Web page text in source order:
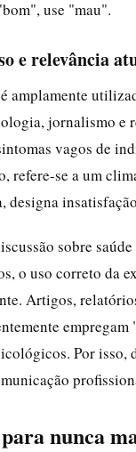
use "mau".
e relevância
amplamente
jornalismo e
vagos de
refere-se a um
designa
sobre
o uso correto da
Artigos,
empregam
Por isso,
nunca